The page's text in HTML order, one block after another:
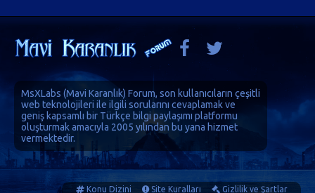
MsXLabs (Mavi Karanlık) Forum, son kullanıcıların çeşitli
web teknolojileri ile ilgili sorularını cevaplamak ve
geniş kapsamlı bir Türkçe bilgi paylaşımı platformu
oluşturmak amacıyla 2005 yılından bu yana hizmet
vermektedir.
Konu Dizini Site Kuralları Gizlilik ve Şartlar